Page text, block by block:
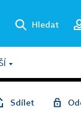
Hledat
Sdílet